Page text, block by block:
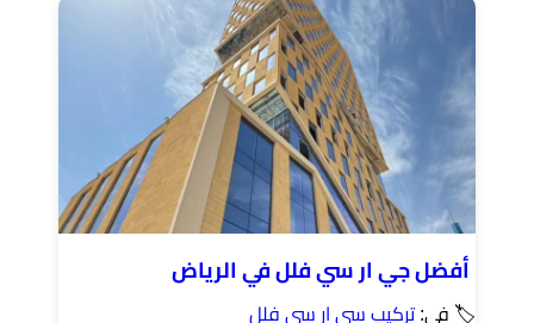
أفضل جي ار سي فلل في الرياض
🏷 في:تركيب سي ار سي فلل